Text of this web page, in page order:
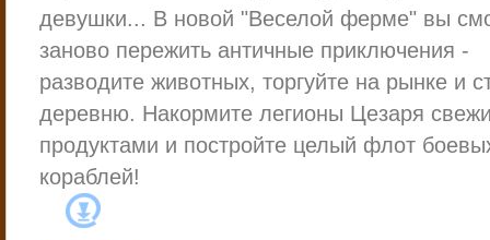
девушки... В новой "Веселой ферме" вы
заново пережить античные приключения -
разводите животных, торгуйте на рынке и
деревню. Накормите легионы Цезаря
продуктами и постройте целый флот
кораблей!